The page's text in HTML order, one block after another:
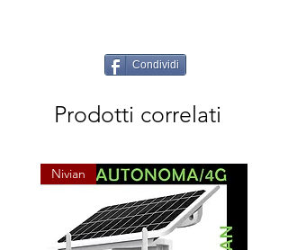
Condividi
Prodotti correlati
Nivian